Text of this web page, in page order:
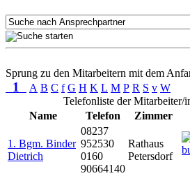
Sprung zu den Mitarbeitern mit dem
1 A B C f G H K L M P R S v W
Telefonliste der Mitarbeiter/
Name
Telefon Zimmer
1. Bgm. Binder
Dietrich
08237
952530
0160
90664140
Rathaus
Petersdorf